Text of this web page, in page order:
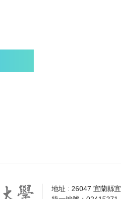
地址 : 26047 宜蘭縣